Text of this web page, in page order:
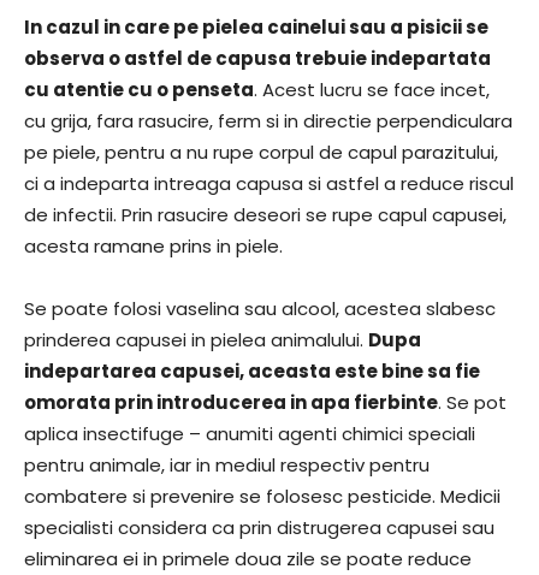
In cazul in care pe pielea cainelui sau a pisicii se
observa o astfel de capusa trebuie indepartata
cu atentie cu o penseta. Acest lucru se face incet,
cu grija, fara rasucire, ferm si in directie perpendiculara
pe piele, pentru a nu rupe corpul de capul parazitului,
ci a indeparta intreaga capusa si astfel a reduce riscul
de infectii. Prin rasucire deseori se rupe capul capusei,
acesta ramane prins in piele.
Se poate folosi vaselina sau alcool, acestea slabesc
prinderea capusei in pielea animalului. Dupa
indepartarea capusei, aceasta este bine sa fie
omorata prin introducerea in apa fierbinte. Se pot
aplica insectifuge – anumiti agenti chimici speciali
pentru animale, iar in mediul respectiv pentru
combatere si prevenire se folosesc pesticide. Medicii
specialisti considera ca prin distrugerea capusei sau
eliminarea ei in primele doua zile se poate reduce